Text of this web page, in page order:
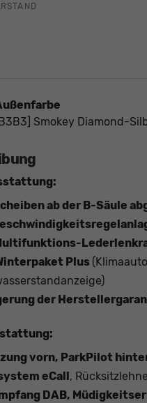
Smokey Diamond-
ab der B-Säule
Plus
der
vorn, ParkPilot
eCall,
DAB,